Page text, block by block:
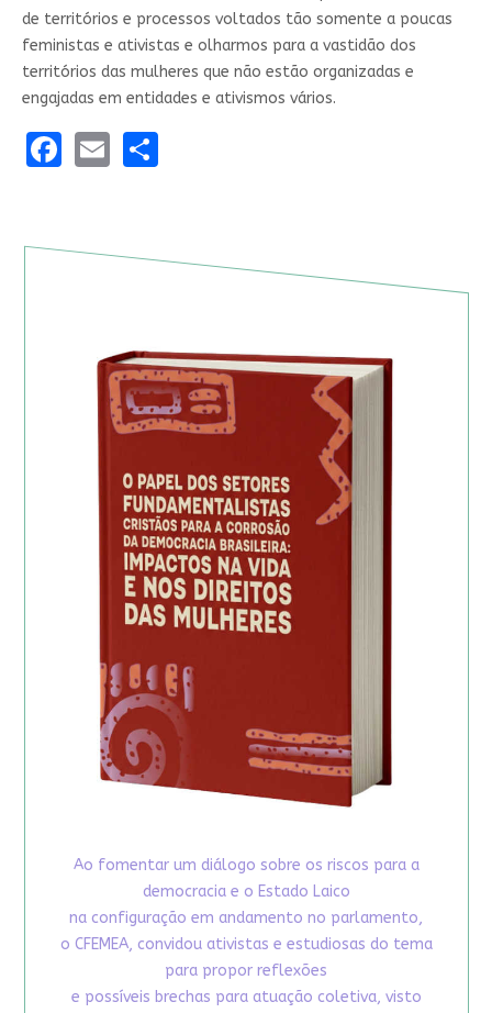
de territórios e processos voltados tão somente a poucas
feministas e ativistas e olharmos para a vastidão dos
territórios das mulheres que não estão organizadas e
engajadas em entidades e ativismos vários.
Facebook
EmailShare
Ao fomentar um diálogo sobre os riscos para a
democracia e o Estado Laico
na configuração em andamento no parlamento,
o CFEMEA, convidou ativistas e estudiosas do tema
para propor reflexões
e possíveis brechas para atuação coletiva, visto